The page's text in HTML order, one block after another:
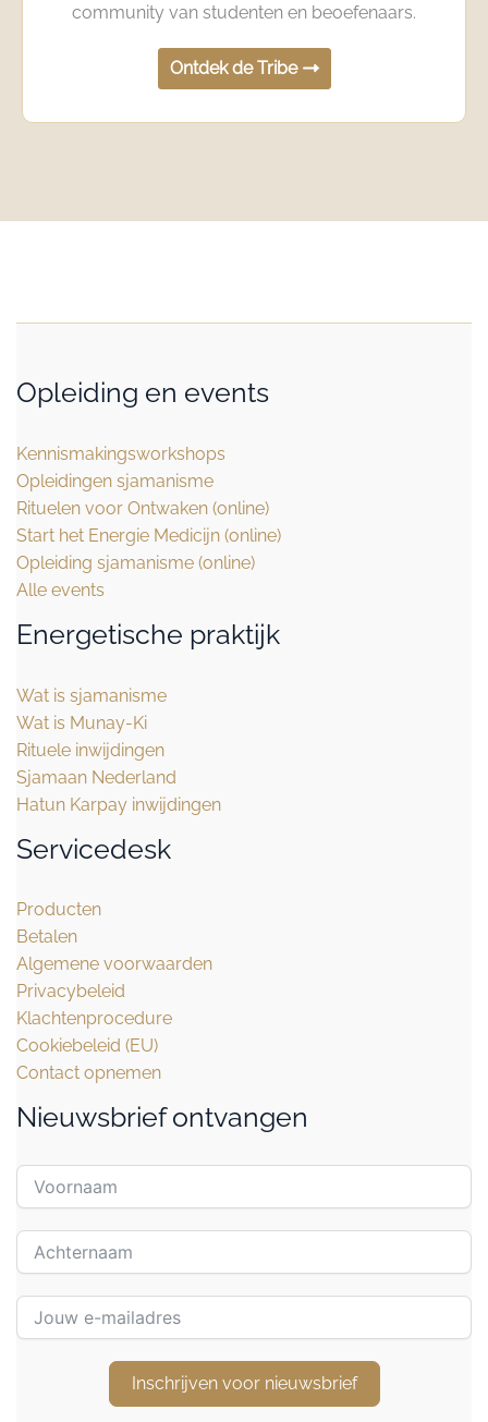
community van studenten en beoefenaars.
Ontdek de Tribe
Opleiding en events
Kennismakingsworkshops
Opleidingen sjamanisme
Rituelen voor Ontwaken (online)
Start het Energie Medicijn (online)
Opleiding sjamanisme (online)
Alle events
Energetische praktijk
Wat is sjamanisme
Wat is Munay-Ki
Rituele inwijdingen
Sjamaan Nederland
Hatun Karpay inwijdingen
Servicedesk
Producten
Betalen
Algemene voorwaarden
Privacybeleid
Klachtenprocedure
Cookiebeleid (EU)
Contact opnemen
Nieuwsbrief ontvangen
Inschrijven voor nieuwsbrief